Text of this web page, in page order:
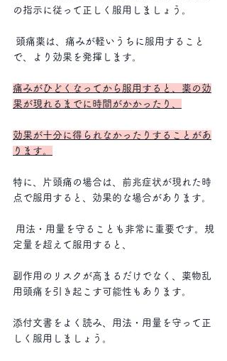
の指示に従って正しく服用しましょう。
で、より効果を発揮します。
痛みがひどくなってから服用すると、薬の効
果が現れるまでに時間がかかったり、
効果が十分に得られなかったりすることがあ
ります。
特に、片頭痛の場合は、前兆症状が現れた時
点で服用すると、効果的な場合があります。
定量を超えて服用すると、
副作用のリスクが高まるだけでなく、薬物乱
用頭痛を引き起こす可能性もあります。
添付文書をよく読み、用法・用量を守って正
しく服用しましょう。